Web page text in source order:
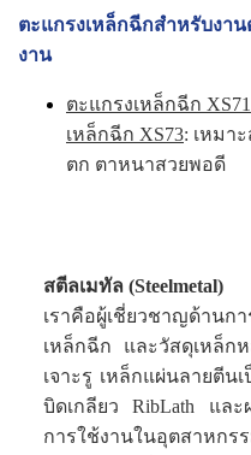
ตะแกรงเหล็กฉีกสำหรับงา
งาน
ตะแกรงเหล็กฉีก XS71
เหล็กฉีก XS73: เหมา
ตก ตาหนาสวยพอดี
สตีลเมทัล (Steelmetal)
เราคือผู้เชี่ยวชาญด้านก
เหล็กฉีก และวัสดุเหล็ก
เจาะรู เหล็กแผ่นลายตีน
บิดเกลียว RibLath แล
การใช้งานในอุตสาหกร